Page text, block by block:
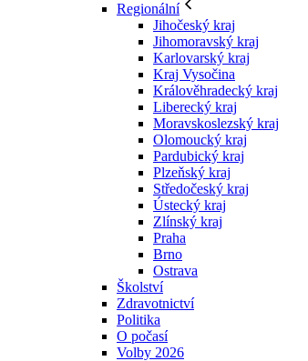
Regionální
Jihočeský kraj
Jihomoravský kraj
Karlovarský kraj
Kraj Vysočina
Králověhradecký kraj
Liberecký kraj
Moravskoslezský kraj
Olomoucký kraj
Pardubický kraj
Plzeňský kraj
Středočeský kraj
Ústecký kraj
Zlínský kraj
Praha
Brno
Ostrava
Školství
Zdravotnictví
Politika
O počasí
Volby 2026